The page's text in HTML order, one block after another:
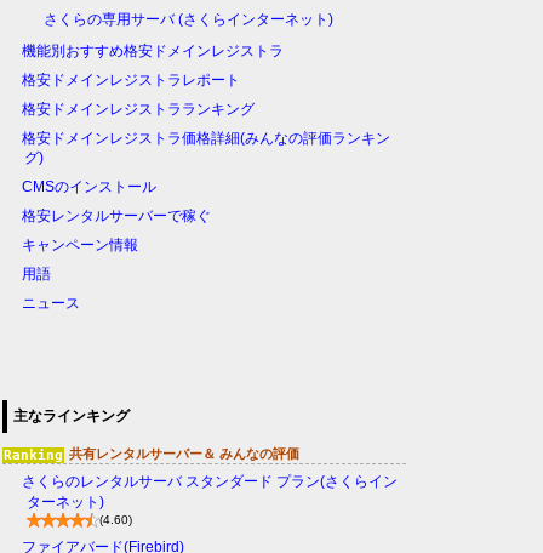
さくらの専用サーバ (さくらインターネット)
機能別おすすめ格安ドメインレジストラ
格安ドメインレジストラレポート
格安ドメインレジストラランキング
格安ドメインレジストラ価格詳細(みんなの評価ランキン
グ)
CMSのインストール
格安レンタルサーバーで稼ぐ
キャンペーン情報
用語
ニュース
主なラインキング
共有レンタルサーバー＆ みんなの評価
さくらのレンタルサーバ スタンダード プラン(さくらイン
ターネット)
(4.60)
ファイアバード(Firebird)